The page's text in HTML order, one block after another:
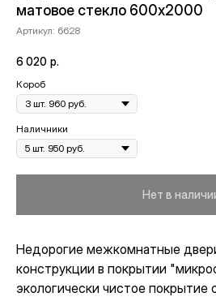
матовое стекло 600х2000
Артикул: 6628
6 020 р.
Короб
Наличники
Нет в
Недорогие межкомнатные
конструкции в покрытии
экологически чистое покрытие